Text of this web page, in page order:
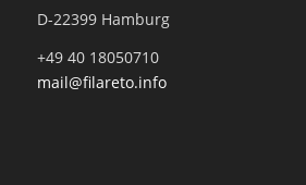
D-22399 Hamburg
+49 40 18050710
mail@filareto.info